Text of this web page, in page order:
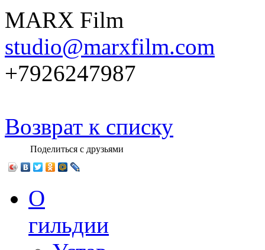
MARX Film
studio@marxfilm.com
+7926247987
Возврат к списку
Поделиться с друзьями
О
гильдии